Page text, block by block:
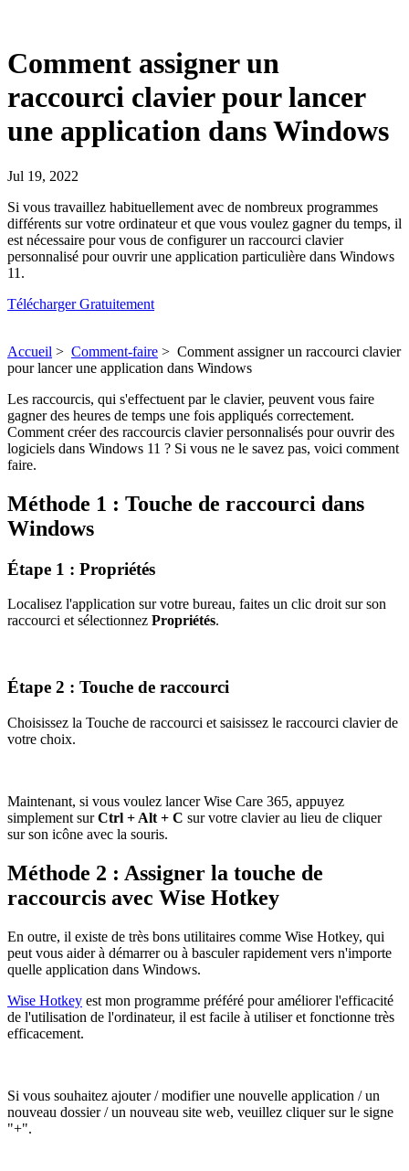
Comment assigner un
raccourci clavier pour lancer
une application dans Windows
Jul 19, 2022
Si vous travaillez habituellement avec de nombreux programmes
différents sur votre ordinateur et que vous voulez gagner du temps, il
est nécessaire pour vous de configurer un raccourci clavier
personnalisé pour ouvrir une application particulière dans Windows
11.
Télécharger Gratuitement
Accueil > Comment-faire > Comment assigner un raccourci clavier
pour lancer une application dans Windows
Les raccourcis, qui s'effectuent par le clavier, peuvent vous faire
gagner des heures de temps une fois appliqués correctement.
Comment créer des raccourcis clavier personnalisés pour ouvrir des
logiciels dans Windows 11 ? Si vous ne le savez pas, voici comment
faire.
Méthode 1 : Touche de raccourci dans
Windows
Étape 1 : Propriétés
Localisez l'application sur votre bureau, faites un clic droit sur son
raccourci et sélectionnez Propriétés.
Étape 2 : Touche de raccourci
Choisissez la Touche de raccourci et saisissez le raccourci clavier de
votre choix.
Maintenant, si vous voulez lancer Wise Care 365, appuyez
simplement surCtrl + Alt + C sur votre clavier au lieu de cliquer
sur son icône avec la souris.
Méthode 2 : Assigner la touche de
raccourcis avec Wise Hotkey
En outre, il existe de très bons utilitaires comme Wise Hotkey, qui
peut vous aider à démarrer ou à basculer rapidement vers n'importe
quelle application dans Windows.
Wise Hotkey est mon programme préféré pour améliorer l'efficacité
de l'utilisation de l'ordinateur, il est facile à utiliser et fonctionne très
efficacement.
Si vous souhaitez ajouter / modifier une nouvelle application / un
nouveau dossier / un nouveau site web, veuillez cliquer sur le signe
"+".